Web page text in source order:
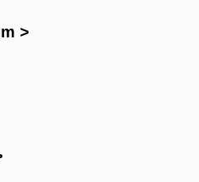
>